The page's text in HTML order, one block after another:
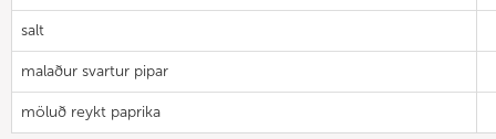
salt
malaður svartur pipar
möluð reykt paprika